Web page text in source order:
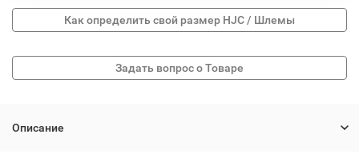
Как определить свой размер HJC / Шлемы
Описание